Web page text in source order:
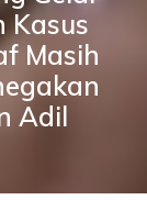
Kasus
Masih
Adil